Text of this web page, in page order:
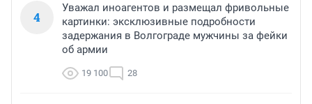
4
Уважал иноагентов и размещал фривольные
картинки: эксклюзивные подробности
задержания в Волгограде мужчины за фейки
об армии
19 100 28